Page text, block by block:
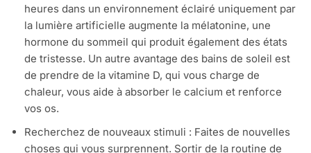
heures dans un environnement éclairé uniquement par
la lumière artificielle augmente la mélatonine, une
hormone du sommeil qui produit également des états
de tristesse. Un autre avantage des bains de soleil est
de prendre de la vitamine D, qui vous charge de
chaleur, vous aide à absorber le calcium et renforce
vos os.
Recherchez de nouveaux stimuli : Faites de nouvelles
choses qui vous surprennent. Sortir de la routine de